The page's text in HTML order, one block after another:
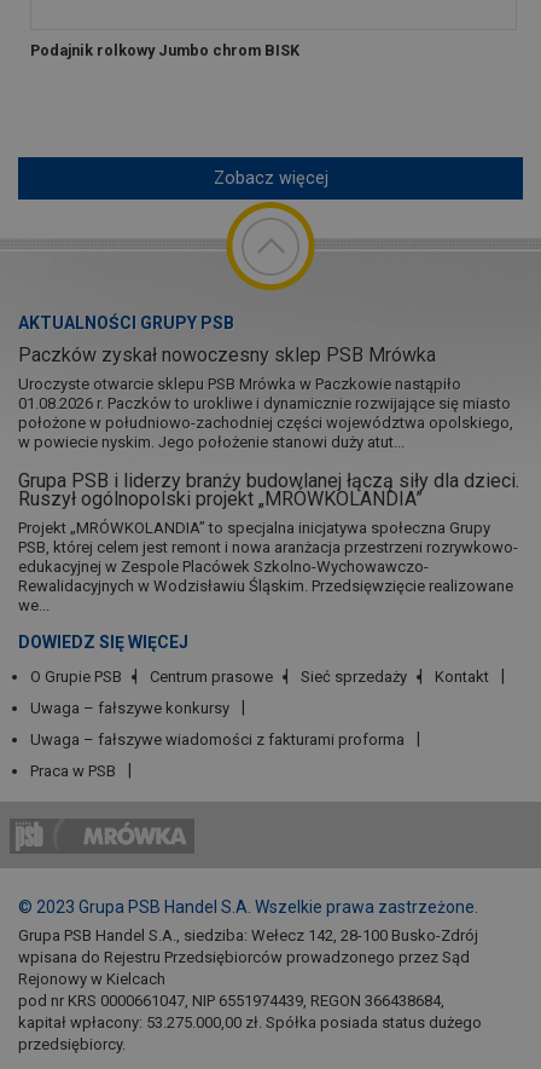
Podajnik rolkowy Jumbo chrom BISK
Zobacz więcej
AKTUALNOŚCI GRUPY PSB
Paczków zyskał nowoczesny sklep PSB Mrówka
Uroczyste otwarcie sklepu PSB Mrówka w Paczkowie nastąpiło
01.08.2026 r. Paczków to urokliwe i dynamicznie rozwijające się miasto
położone w południowo-zachodniej części województwa opolskiego,
w powiecie nyskim. Jego położenie stanowi duży atut...
Grupa PSB i liderzy branży budowlanej łączą siły dla dzieci.
Ruszył ogólnopolski projekt „MRÓWKOLANDIA”
Projekt „MRÓWKOLANDIA” to specjalna inicjatywa społeczna Grupy
PSB, której celem jest remont i nowa aranżacja przestrzeni rozrywkowo-
edukacyjnej w Zespole Placówek Szkolno-Wychowawczo-
Rewalidacyjnych w Wodzisławiu Śląskim. Przedsięwzięcie realizowane
we...
DOWIEDZ SIĘ WIĘCEJ
O Grupie PSB Centrum prasowe Sieć sprzedaży
Kontakt
Uwaga – fałszywe konkursy
Uwaga – fałszywe wiadomości z fakturami proforma
Praca w PSB
© 2023 Grupa PSB Handel S.A. Wszelkie prawa zastrzeżone.
Grupa PSB Handel S.A., siedziba: Wełecz 142, 28-100 Busko-Zdrój
wpisana do Rejestru Przedsiębiorców prowadzonego przez Sąd
Rejonowy w Kielcach
pod nr KRS 0000661047, NIP 6551974439, REGON 366438684,
kapitał wpłacony: 53.275.000,00 zł. Spółka posiada status dużego
przedsiębiorcy.